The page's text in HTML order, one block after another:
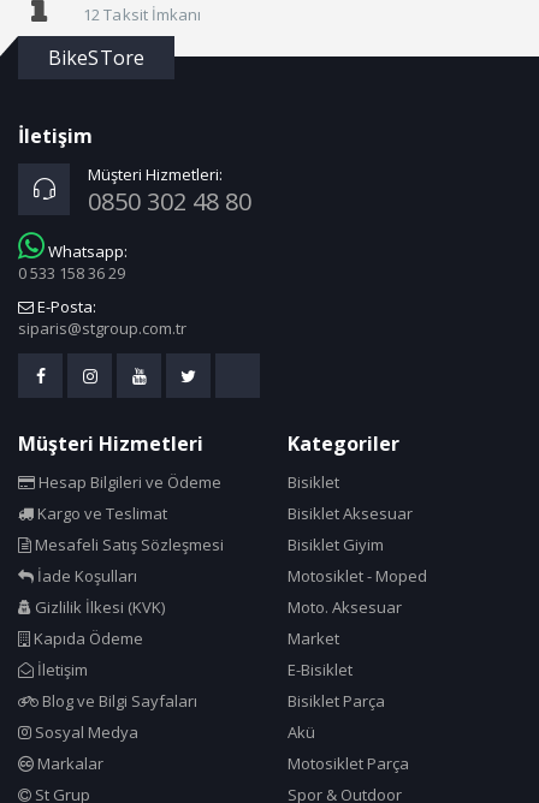
12 Taksit İmkanı
BikeSTore
İletişim
Müşteri Hizmetleri:
0850 302 48 80
Whatsapp:
0 533 158 36 29
E-Posta:
siparis@stgroup.com.tr
Müşteri Hizmetleri
Hesap Bilgileri ve Ödeme
Kargo ve Teslimat
Mesafeli Satış Sözleşmesi
İade Koşulları
Gizlilik İlkesi (KVK)
Kapıda Ödeme
İletişim
Blog ve Bilgi Sayfaları
Sosyal Medya
Markalar
St Grup
Kategoriler
Bisiklet
Bisiklet Aksesuar
Bisiklet Giyim
Motosiklet - Moped
Moto. Aksesuar
Market
E-Bisiklet
Bisiklet Parça
Akü
Motosiklet Parça
Spor & Outdoor